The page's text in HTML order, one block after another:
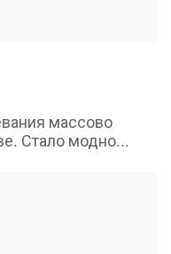
массово
Стало модно...